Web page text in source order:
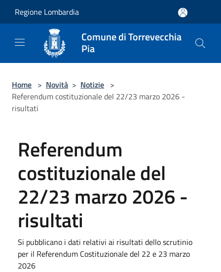
Regione Lombardia
Comune di Torrevecchia
Pia
Home > Novità > Notizie >
Referendum costituzionale del 22/23 marzo 2026 -
risultati
Referendum
costituzionale del
22/23 marzo 2026 -
risultati
Si pubblicano i dati relativi ai risultati dello scrutinio
per il Referendum Costituzionale del 22 e 23 marzo
2026